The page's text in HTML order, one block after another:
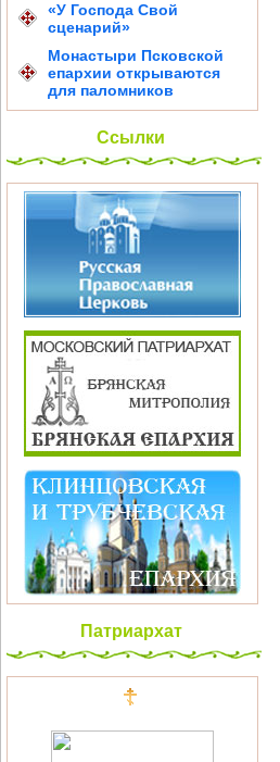
«У Господа Свой
сценарий»
Монастыри Псковской
епархии открываются
для паломников
Ссылки
Патриархат